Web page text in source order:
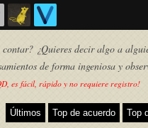
contar? ¿Quieres decir algo a
de forma ingeniosa y
es fácil, rápido y no requiere registro!
Últimos Top de acuerdo Top